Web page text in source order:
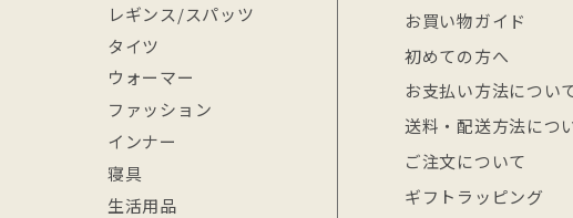
レギンス/スパッツ
タイツ
ウォーマー
ファッション
インナー
寝具
生活用品
お買い物ガイド
初めての方へ
お支払い方法につい
送料・配送方法につ
ご注文について
ギフトラッピング